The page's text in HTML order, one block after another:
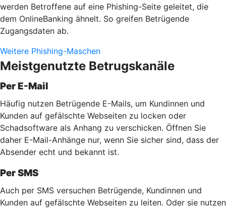
werden Betroffene auf eine Phishing-Seite geleitet, die
dem OnlineBanking ähnelt. So greifen Betrügende
Zugangsdaten ab.
Weitere Phishing-Maschen
Meistgenutzte Betrugskanäle
Per E-Mail
Häufig nutzen Betrügende E-Mails, um Kundinnen und
Kunden auf gefälschte Webseiten zu locken oder
Schadsoftware als Anhang zu verschicken. Öffnen Sie
daher E-Mail-Anhänge nur, wenn Sie sicher sind, dass der
Absender echt und bekannt ist.
Per SMS
Auch per SMS versuchen Betrügende, Kundinnen und
Kunden auf gefälschte Webseiten zu leiten. Oder sie nutzen